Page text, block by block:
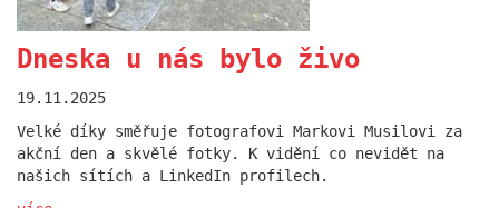
Dneska u nás bylo živo
19.11.2025
Velké díky směřuje fotografovi Markovi Musilovi za
akční den a skvělé fotky. K vidění co nevidět na
našich sítích a LinkedIn profilech.